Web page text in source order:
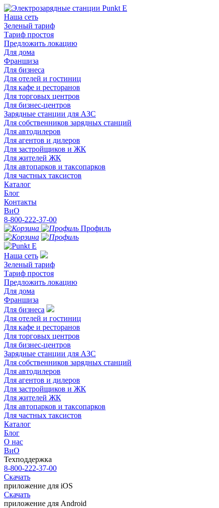
Наша сеть
Зеленый тариф
Тариф простоя
Предложить локацию
Для дома
Франшиза
Для бизнеса
Для отелей и гостиниц
Для кафе и ресторанов
Для торговых центров
Для бизнес-центров
Зарядные станции для АЗС
Для собственников зарядных станций
Для автодилеров
Для агентов и дилеров
Для застройщиков и ЖК
Для жителей ЖК
Для автопарков и таксопарков
Для частных таксистов
Каталог
Блог
Контакты
ВиО
8-800-222-37-00
Профиль
Наша сеть
Зеленый тариф
Тариф простоя
Предложить локацию
Для дома
Франшиза
Для бизнеса
Для отелей и гостиниц
Для кафе и ресторанов
Для торговых центров
Для бизнес-центров
Зарядные станции для АЗС
Для собственников зарядных станций
Для автодилеров
Для агентов и дилеров
Для застройщиков и ЖК
Для жителей ЖК
Для автопарков и таксопарков
Для частных таксистов
Каталог
Блог
О нас
ВиО
Техподдержка
8-800-222-37-00
Скачать
приложение для iOS
Скачать
приложение для Android